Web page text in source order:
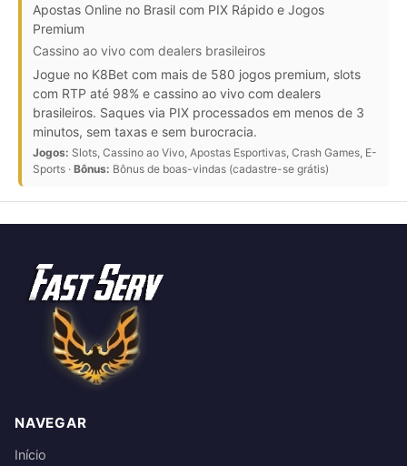
Apostas Online no Brasil com PIX Rápido e Jogos
Premium
Cassino ao vivo com dealers brasileiros
Jogue no K8Bet com mais de 580 jogos premium, slots
com RTP até 98% e cassino ao vivo com dealers
brasileiros. Saques via PIX processados em menos de 3
minutos, sem taxas e sem burocracia.
Jogos: Slots, Cassino ao Vivo, Apostas Esportivas, Crash Games, E-
Sports · Bônus: Bônus de boas-vindas (cadastre-se grátis)
NAVEGAR
Início